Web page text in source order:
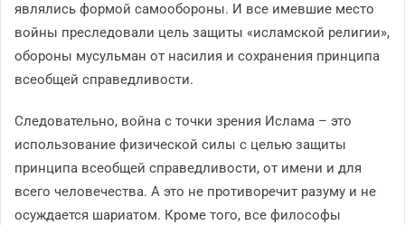
являлись формой самообороны. И все имевшие место
войны преследовали цель защиты «исламской религии»,
обороны мусульман от насилия и сохранения принципа
всеобщей справедливости.
Следовательно, война с точки зрения Ислама – это
использование физической силы с целью защиты
принципа всеобщей справедливости, от имени и для
всего человечества. А это не противоречит разуму и не
осуждается шариатом. Кроме того, все философы